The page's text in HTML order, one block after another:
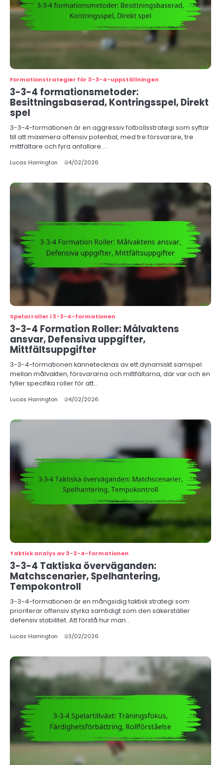
Formationstrategier för 3-3-4-uppställningen
3-3-4 formationsmetoder:
Besittningsbaserad, Kontringsspel, Direkt
spel
3-3-4-formationen är en aggressiv fotbollsstrategi som syftar
till att maximera offensiv potential, med tre försvarare, tre
mittfältare och fyra anfallare.…
Lucas Harrington 04/02/2026
Spelarroller i 3-3-4-formationen
3-3-4 Formation Roller: Målvaktens
ansvar, Defensiva uppgifter,
Mittfältsuppgifter
3-3-4-formationen kännetecknas av ett dynamiskt samspel
mellan målvakten, försvararna och mittfältarna, där var och en
fyller specifika roller för att…
Lucas Harrington 04/02/2026
Taktisk analys av 3-3-4-formationen
3-3-4 Taktiska överväganden:
Matchscenarier, Spelhantering,
Tempokontroll
3-3-4-formationen är en mångsidig taktisk strategi som
prioriterar offensiv styrka samtidigt som den säkerställer
defensiv stabilitet. Att förstå hur man…
Lucas Harrington 03/02/2026